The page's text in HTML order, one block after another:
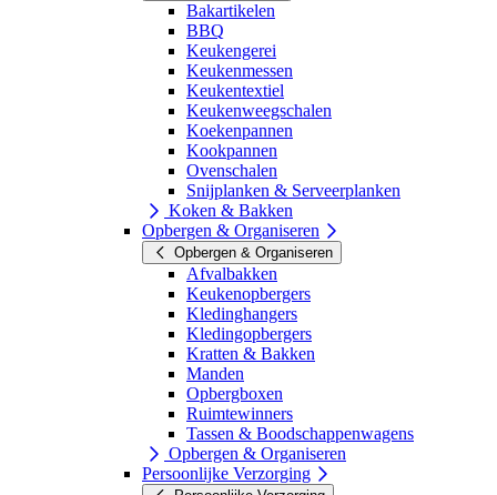
Bakartikelen
BBQ
Keukengerei
Keukenmessen
Keukentextiel
Keukenweegschalen
Koekenpannen
Kookpannen
Ovenschalen
Snijplanken & Serveerplanken
Koken & Bakken
Opbergen & Organiseren
Opbergen & Organiseren
Afvalbakken
Keukenopbergers
Kledinghangers
Kledingopbergers
Kratten & Bakken
Manden
Opbergboxen
Ruimtewinners
Tassen & Boodschappenwagens
Opbergen & Organiseren
Persoonlijke Verzorging